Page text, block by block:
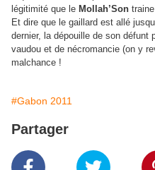
légitimité que le Mollah’Son
Et dire que le gaillard est allé
dernier, la dépouille de son défunt
vaudou et de nécromancie (on y
malchance !
#Gabon 2011
Partager